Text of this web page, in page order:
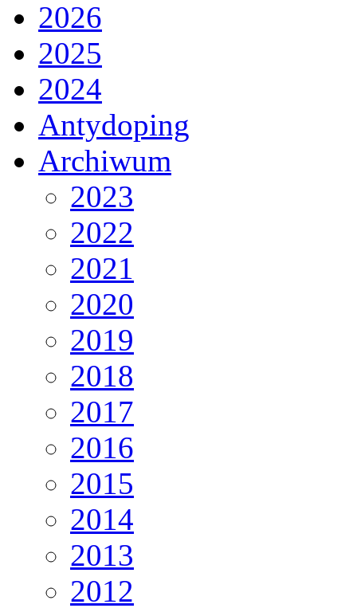
2026
2025
2024
Antydoping
Archiwum
2023
2022
2021
2020
2019
2018
2017
2016
2015
2014
2013
2012